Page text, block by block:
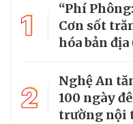
1
“Phí
Cơn sốt
hóa bản địa
2
Nghệ An
100 ngày
trường nội